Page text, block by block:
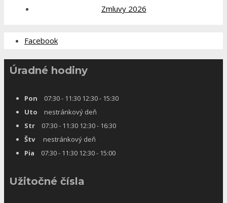
Zmluvy 2026
Facebook
Úradné hodiny
Pon 07:30 - 11:30 12:30 - 15:30
Uto nestránkový deň
Str 07:30 - 11:30 12:30 - 16:30
Štvnestránkový deň
Pia 07:30 - 11:30 12:30 - 15:00
Užitočné čísla